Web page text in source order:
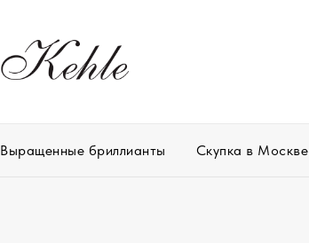
Выращенные бриллианты Скупка в Москве